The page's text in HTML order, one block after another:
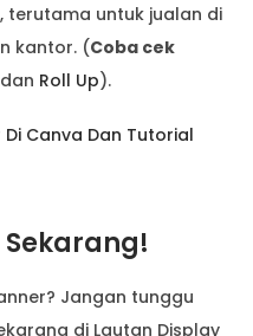
terutama untuk jualan di
kantor. (Coba cek
dan Roll Up).
Di Canva Dan Tutorial
Sekarang!
Jangan tunggu
di Lautan Display